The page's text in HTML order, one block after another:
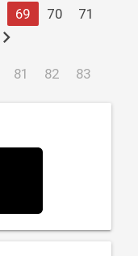
69 70
71
chevron_right
81 82 83